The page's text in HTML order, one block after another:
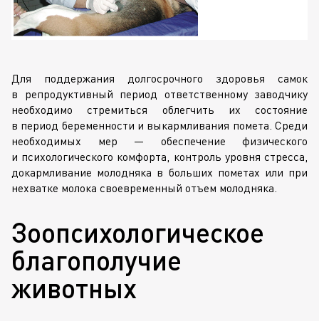
Для поддержания долгосрочного здоровья самок
в репродуктивный период ответственному заводчику
необходимо стремиться облегчить их состояние
в период беременности и выкармливания помета. Среди
необходимых мер — обеспечение физического
и психологического комфорта, контроль уровня стресса,
докармливание молодняка в больших пометах или при
нехватке молока своевременный отъем молодняка.
Зоопсихологическое
благополучие
животных